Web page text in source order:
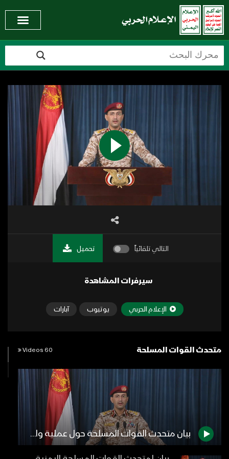
التالي تلقائياً تحميل
سيرفرات المشاهدة
الإعلام الحربي يوتيوب آبارات
متحدث القوات المسلحة 60 Videos
بيان متحدث القوات المسلحة حول عملية واسعة في العمق السعودي